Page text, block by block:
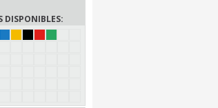
DISPONIBLES: